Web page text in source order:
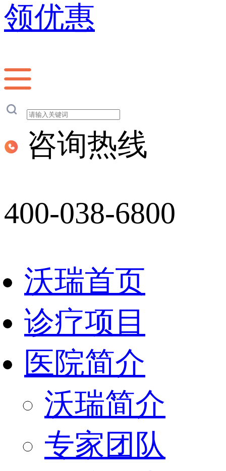
领优惠
咨询热线
400-038-6800
沃瑞首页
诊疗项目
医院简介
沃瑞简介
专家团队